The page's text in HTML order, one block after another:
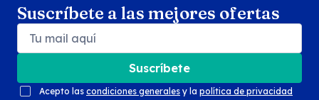
Suscríbete a las mejores ofertas
Suscríbete
Acepto las condiciones generales y la política de privacidad